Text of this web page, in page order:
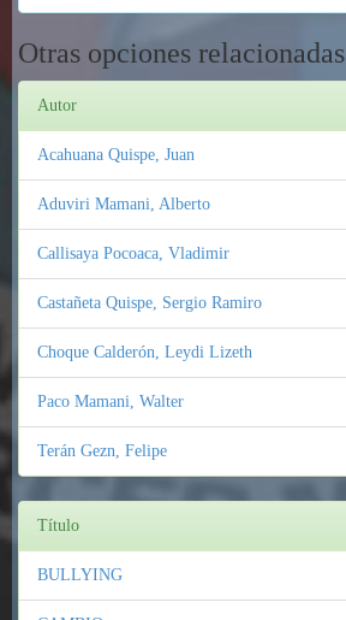
Otras opciones relacionadas
Autor
Acahuana Quispe, Juan
Aduviri Mamani, Alberto
Callisaya Pocoaca, Vladimir
Castañeta Quispe, Sergio Ramiro
Choque Calderón, Leydi Lizeth
Paco Mamani, Walter
Terán Gezn, Felipe
Título
BULLYING